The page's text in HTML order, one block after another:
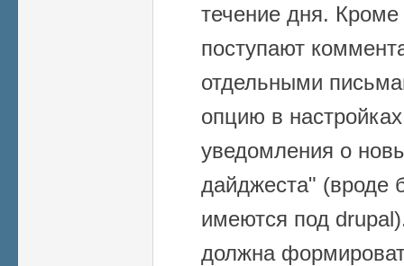
течение дня. Кроме
поступают
отдельными
опцию в
уведомления о
дайджеста" (вроде
имеются под
должна